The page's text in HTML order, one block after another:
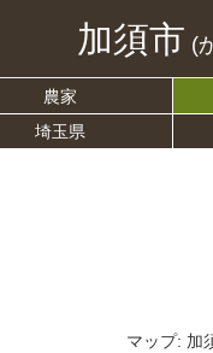
加須市 (
農家
埼玉県
マップ: 加